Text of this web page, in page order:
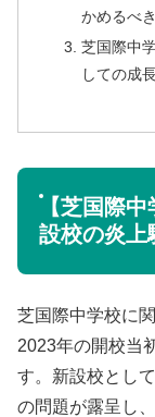
かめるべ
芝国際中
しての成
【芝国際
設校の炎上
芝国際中学校に
2023年の開校当
す。新設校とし
の問題が露呈し